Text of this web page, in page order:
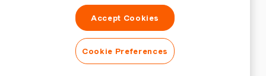
Modello di Fattura per l'Automotive
Quanto Costa un Project Manager
App di Buste Paga Precise
Accept Cookies
Cookie Preferences